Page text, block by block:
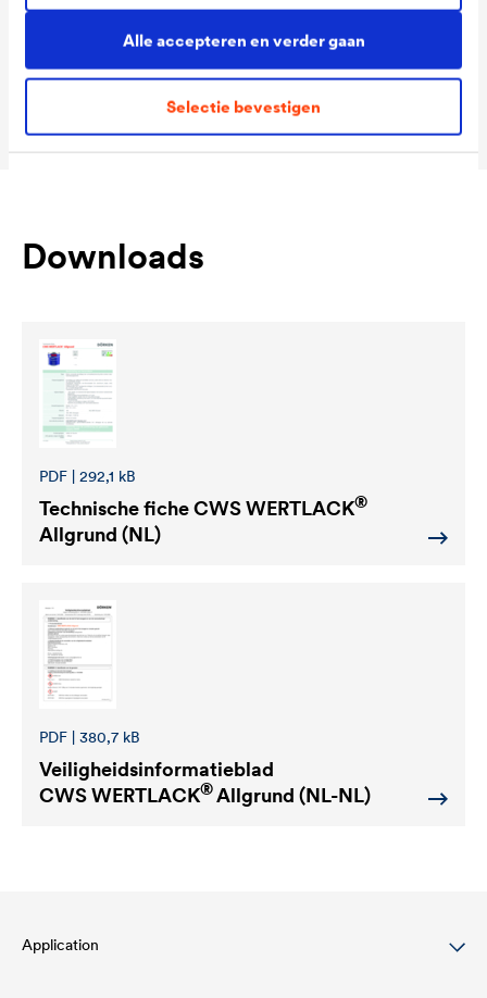
Alle accepteren en verder gaan
Selectie bevestigen
Packaging Sizes
1,0 L / 2,5 L
Downloads
PDF | 292,1 kB
Technische ficheCWS WERTLACK®
Allgrund (NL)
PDF | 380,7 kB
Veiligheidsinformatieblad
CWS WERTLACK®Allgrund (NL-NL)
Application